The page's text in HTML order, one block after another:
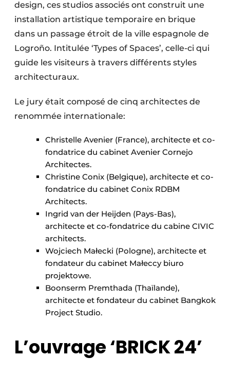
design, ces studios associés ont construit une
installation artistique temporaire en brique
dans un passage étroit de la ville espagnole de
Logroño. Intitulée ‘Types of Spaces’, celle-ci qui
guide les visiteurs à travers différents styles
architecturaux.
Le jury était composé de cinq architectes de
renommée internationale:
Christelle Avenier (France), architecte et co-
fondatrice du cabinet Avenier Cornejo
Architectes.
Christine Conix (Belgique), architecte et co-
fondatrice du cabinet Conix RDBM
Architects.
Ingrid van der Heijden (Pays-Bas),
architecte et co-fondatrice du cabine CIVIC
architects.
Wojciech Małecki (Pologne), architecte et
fondateur du cabinet Małeccy biuro
projektowe.
Boonserm Premthada (Thaïlande),
architecte et fondateur du cabinet Bangkok
Project Studio.
L’ouvrage ‘BRICK 24’